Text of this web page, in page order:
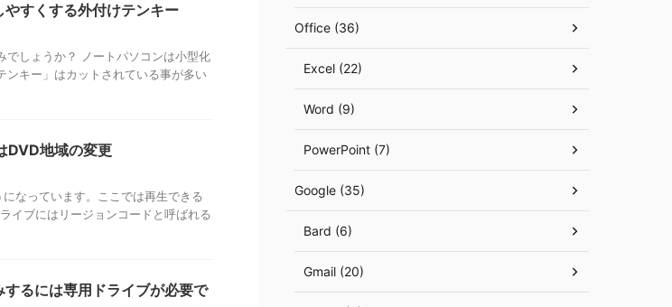
すくする外付けテンキー
でしょうか？ ノートパソコンは小型化
ンキー」はカットされている事が多い
DVD地域の変更
なっています。ここでは再生できる
イブにはリージョンコードと呼ばれる
るには専用ドライブが必要で
Office (36)
Excel (22)
Word (9)
PowerPoint (7)
Google (35)
Bard (6)
Gmail (20)